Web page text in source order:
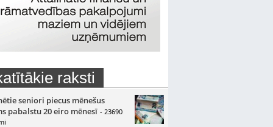
raksti
seniori piecus mēnešus
pabalstu 20 eiro mēnesī - 23690